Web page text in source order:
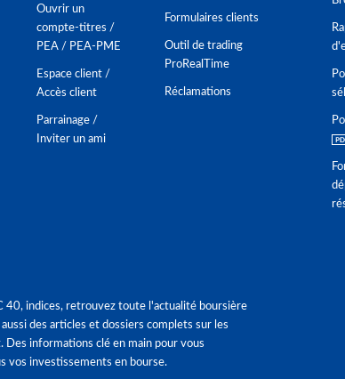
Ouvrir un
compte-titres /
PEA / PEA-PME
Espace client /
Accès client
Parrainage /
Inviter un ami
Formulaires clients
Outil de trading
ProRealTime
Réclamations
40, indices, retrouvez toute l'actualité boursière
aussi des articles et dossiers complets sur les
Des informations clé en main pour vous
vos investissements en bourse.